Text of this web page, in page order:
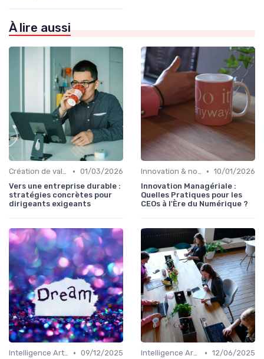
À lire aussi
Création de valeur durable • 01/03/2026
Vers une entreprise durable :
stratégies concrètes pour
dirigeants exigeants
Innovation & nouveaux relais de croissance • 10/01/2026
Innovation Managériale :
Quelles Pratiques pour les
CEOs à l'Ère du Numérique ?
Intelligence Artificielle & stratégie • 09/12/2025
Intelligence Artificielle & stratégie • 12/06/2025